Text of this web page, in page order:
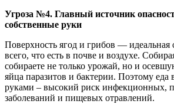
Угроза №4. Главный источник
собственные руки
Поверхность ягод и грибов — идеальная
всего, что есть в почве и воздухе.
собираете не только урожай, но и
яйца паразитов и бактерии. Поэтому
руками – высокий риск инфекционных,
заболеваний и пищевых отравлений.